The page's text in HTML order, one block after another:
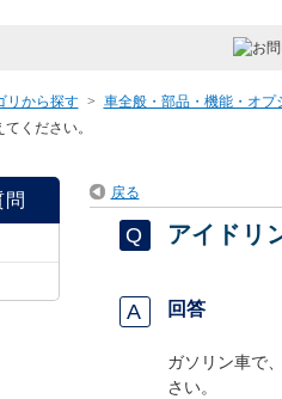
リから探す > 車全般・部品・機能・オプ
ください。
戻る
アイドリ
回答
ガソリン車で
さい。